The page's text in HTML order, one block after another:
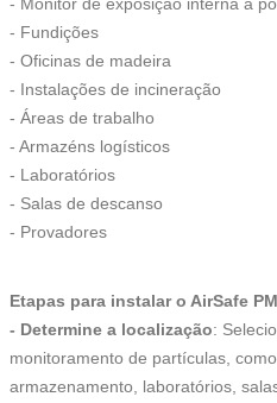
- Fundições
- Oficinas de madeira
- Instalações de incineração
- Áreas de trabalho
- Armazéns logísticos
- Laboratórios
- Salas de descanso
- Provadores
Etapas para instalar o AirSafe
- Determine a localização:
monitoramento de partículas,
armazenamento, laboratórios,